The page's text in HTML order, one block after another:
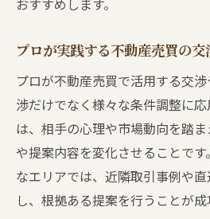
点
不動産売買副業で失敗
阪南市エリア特性を活かす
不動産売買で地域特性
阪南市で不動産売買が
地元市場を活かした不
方
おすすめします。
プロが実践する不動産売買の交
プロが不動産売買で活用する交
渉だけでなく様々な条件調整に
は、相手の心理や市場動向を踏
や提案内容を変化させることで
なエリアでは、近隣取引事例や
し、根拠ある提案を行うことが成